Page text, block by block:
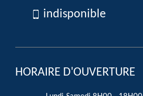
indisponible
HORAIRE D'OUVERTURE